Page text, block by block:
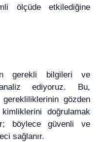
ölçüde etkilediğine
gerekli bilgileri ve
analiz ediyoruz. Bu,
gerekliliklerinin gözden
doğrulamak
böylece güvenli ve
sağlanır.